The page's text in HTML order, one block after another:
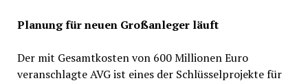
Planung für neuen Großanleger läuft
Der mit Gesamtkosten von 600 Millionen Euro
veranschlagte AVG ist eines der Schlüsselprojekte für